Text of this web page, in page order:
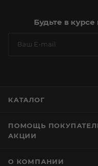
Будьте в
КАТАЛОГ
ПОМОЩЬ
АКЦИИ
О КОМПАНИИ